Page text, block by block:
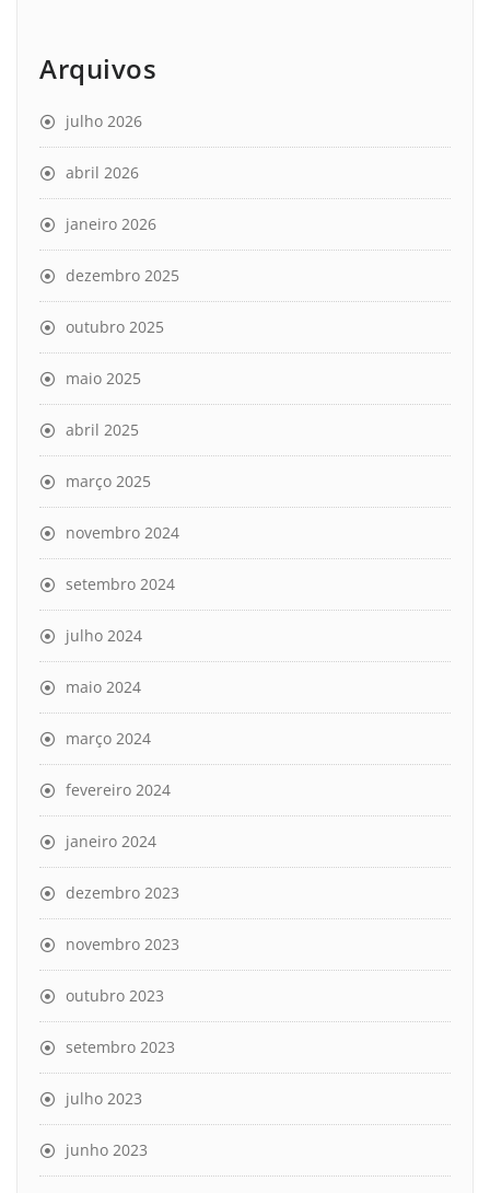
Arquivos
julho 2026
abril 2026
janeiro 2026
dezembro 2025
outubro 2025
maio 2025
abril 2025
março 2025
novembro 2024
setembro 2024
julho 2024
maio 2024
março 2024
fevereiro 2024
janeiro 2024
dezembro 2023
novembro 2023
outubro 2023
setembro 2023
julho 2023
junho 2023